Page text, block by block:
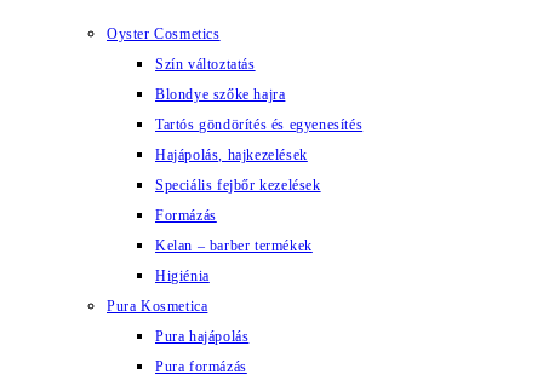
Oyster Cosmetics
Szín változtatás
Blondye szőke hajra
Tartós göndörítés és egyenesítés
Hajápolás, hajkezelések
Speciális fejbőr kezelések
Formázás
Kelan – barber termékek
Higiénia
Pura Kosmetica
Pura hajápolás
Pura formázás